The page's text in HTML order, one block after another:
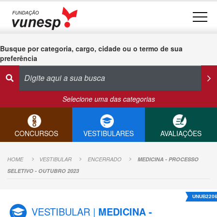
Busque por categoria, cargo, cidade ou o termo de sua
preferência
Selecione uma das categorias
CONCURSOS VESTIBULARES AVALIAÇÕES
HOME VESTIBULAR ENCERRADO
MEDICINA - PROCESSO
SELETIVO - OUTUBRO 2023
UNUB2206
VESTIBULAR | MEDICINA -